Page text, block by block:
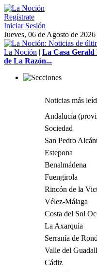
Regístrate
Iniciar Sesión
Jueves, 06 de Agosto de
La Noción | La Casa Gerald
de La Razón...
Noticias más
Andalucía
Sociedad
San Pedro
Estepona
Benalmádena
Fuengirola
Rincón de la
Vélez-Málaga
Costa del Sol
La Axarquía
Serranía de
Valle del
Cádiz